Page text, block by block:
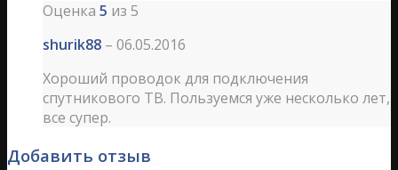
Оценка 5 из 5
shurik88 – 06.05.2016
Хороший проводок для подключения
спутникового ТВ. Пользуемся уже несколько лет,
все супер.
Добавить отзыв